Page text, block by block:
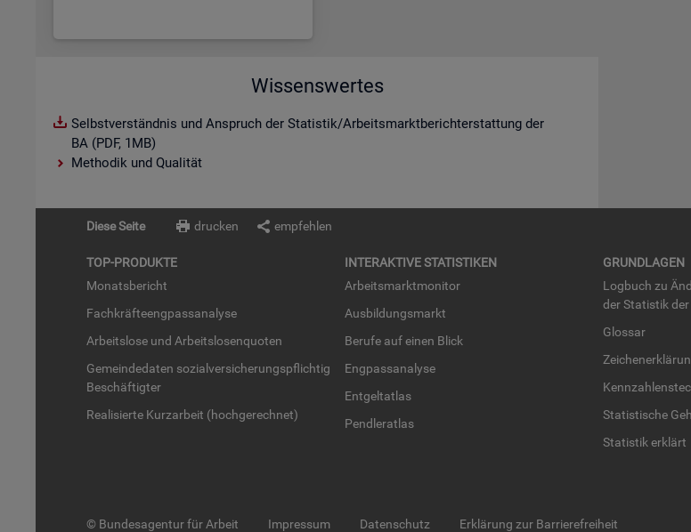
Wissenswertes
Selbstverständnis und Anspruch der Statistik/Arbeitsmarktberichterstattung der
BA (PDF, 1MB)
Methodik und Qualität
Diese Seite drucken empfehlen
TOP-PRO­DUK­TE
Mo­nats­be­richt
Fach­kräf­te­eng­pass­ana­ly­se
Ar­beits­lo­se und Ar­beits­lo­sen­quo­ten
Ge­mein­de­da­ten so­zi­al­ver­si­che­rungs­pflich­tig
Be­schäf­tig­ter
Rea­li­sier­te Kurz­ar­beit (hoch­ge­rech­net)
IN­TER­AK­TI­VE STA­TIS­TI­KEN
Ar­beits­markt­mo­ni­tor
Aus­bil­dungs­markt
Be­ru­fe auf einen Blick
Eng­pass­ana­ly­se
Ent­gel­t­at­las
Pend­ler­at­las
GRUND­LA­GEN
Log­buch zu
der Sta­tis­tik der
Glos­sar
Sta­tis­ti­sche
Sta­tis­tik er­klärt
© Bundesagentur für Arbeit Impressum Datenschutz Erklärung zur Barrierefreiheit